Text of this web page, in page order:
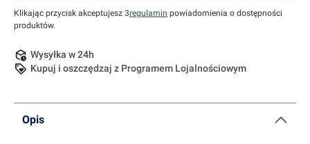
Klikając przycisk akceptujesz 3regulamin powiadomienia o dostępności
produktów.
Wysyłka w 24h
Kupuj i oszczędzaj z Programem Lojalnościowym
Opis